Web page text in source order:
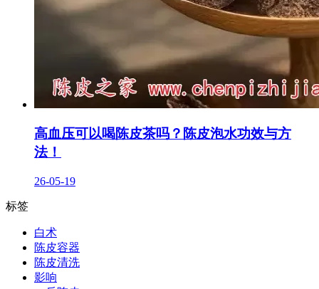
高血压可以喝陈皮茶吗？陈皮泡水功效与方
法！
26-05-19
标签
白术
陈皮容器
陈皮清洗
影响